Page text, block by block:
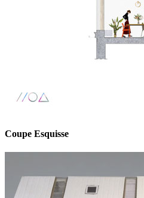
Coupe Esquisse